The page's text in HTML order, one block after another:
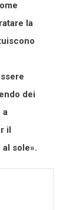
la
dei
a
il
sole».